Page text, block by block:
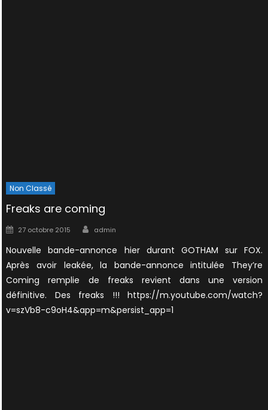
Non Classé
Freaks are coming
Posted
27 octobre 2015 Author
admin
Nouvelle bande-annonce hier durant GOTHAM sur FOX.
Après avoir leakée, la bande-annonce intitulée They’re
Coming remplie de freaks revient dans une version
définitive. Des freaks !!! https://m.youtube.com/watch?
v=szVb8-c9oH4&app=m&persist_app=1